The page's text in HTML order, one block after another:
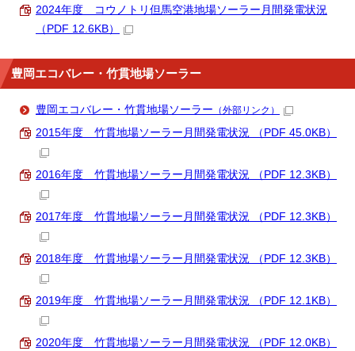
2024年度 コウノトリ但馬空港地場ソーラー月間発電状況
（PDF 12.6KB）
豊岡エコバレー・竹貫地場ソーラー
豊岡エコバレー・竹貫地場ソーラー （外部リンク）
2015年度 竹貫地場ソーラー月間発電状況 （PDF 45.0KB）
2016年度 竹貫地場ソーラー月間発電状況 （PDF 12.3KB）
2017年度 竹貫地場ソーラー月間発電状況 （PDF 12.3KB）
2018年度 竹貫地場ソーラー月間発電状況 （PDF 12.3KB）
2019年度 竹貫地場ソーラー月間発電状況 （PDF 12.1KB）
2020年度 竹貫地場ソーラー月間発電状況 （PDF 12.0KB）